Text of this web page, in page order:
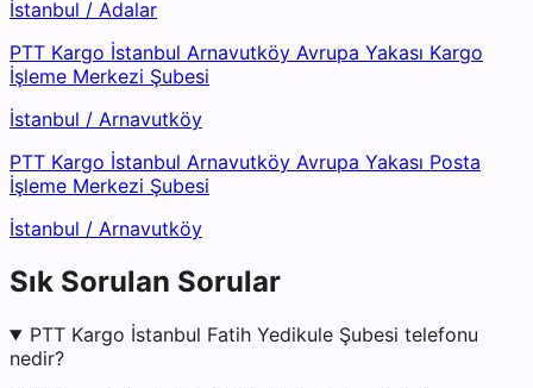
İstanbul / Adalar
PTT Kargo İstanbul Arnavutköy Avrupa Yakası Kargo
İşleme Merkezi Şubesi
İstanbul / Arnavutköy
PTT Kargo İstanbul Arnavutköy Avrupa Yakası Posta
İşleme Merkezi Şubesi
İstanbul / Arnavutköy
Sık Sorulan Sorular
PTT Kargo İstanbul Fatih Yedikule Şubesi telefonu
nedir?